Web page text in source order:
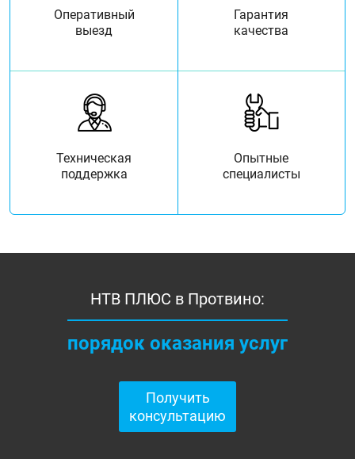
Оперативный
выезд
Гарантия
качества
Техническая
поддержка
Опытные
специалисты
НТВ ПЛЮС в Протвино:
порядок оказания услуг
Получить
консультацию